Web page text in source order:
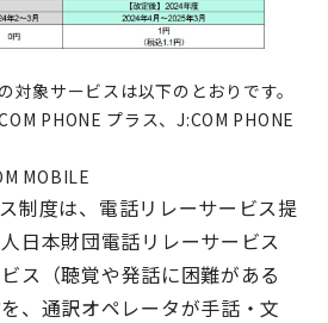
対象サービスは以下のとおりです。
PHONE プラス、J:COM PHONE
MOBILE
制度は、電話リレーサービス提
日本財団電話リレーサービス
ス（聴覚や発話に困難がある
、通訳オペレータが手話・文